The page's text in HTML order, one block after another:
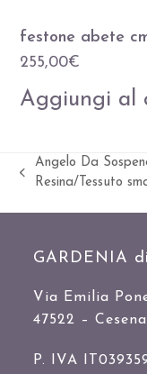
festone abete
255,00€
Aggiungi al
Slide
Angelo Da
Resina/Tessuto
GARDENIA
Via Emilia
47522 –
P. IVA